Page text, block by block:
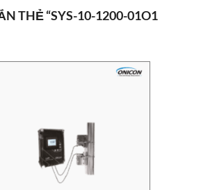
THẺ “SYS-10-1200-01O1